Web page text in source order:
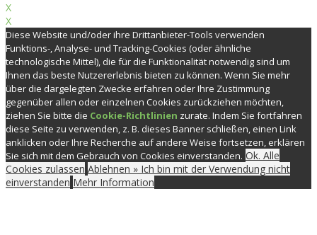
X
X
Diese Website und/oder ihre Drittanbieter-Tools verwenden
Funktions-, Analyse- und Tracking-Cookies (oder ähnliche
technologische Mittel), die für die Funktionalität notwendig sind um
Ihnen das beste Nutzererlebnis bieten zu können. Wenn Sie mehr
über die dargelegten Zwecke erfahren oder Ihre Zustimmung
gegenüber allen oder einzelnen Cookies zurückziehen möchten,
ziehen Sie bitte die Cookie-Richtlinien zurate. Indem Sie fortfahren
diese Seite zu verwenden, z. B. dieses Banner schließen, einen Link
anklicken oder Ihre Recherche auf andere Weise fortsetzen, erklären
Sie sich mit dem Gebrauch von Cookies einverstanden. Ok. Alle
Cookies zulassen Ablehnen » Ich bin mit der Verwendung nicht
einverstanden Mehr Information